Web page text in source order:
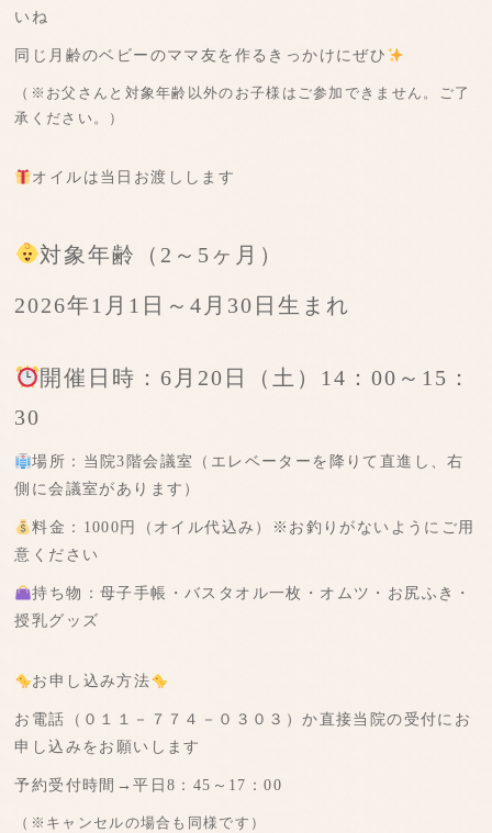
いね
同じ月齢のベビーのママ友を作るきっかけにぜひ
（※お父さんと対象年齢以外のお子様はご参加できません。ご了
承ください。）
オイルは当日お渡しします
対象年齢（2～5ヶ月）
2026年1月1日～4月30日生まれ
開催日時：6月20日（土）14：00～15：
30
場所：当院3階会議室（エレベーターを降りて直進し、右
側に会議室があります）
料金：1000円（オイル代込み）※お釣りがないようにご用
意ください
持ち物：母子手帳・バスタオル一枚・オムツ・お尻ふき・
授乳グッズ
お申し込み方法
お電話（０１１－７７４－０３０３）か直接当院の受付にお
申し込みをお願いします
予約受付時間→平日8：45～17：00
（※キャンセルの場合も同様です）